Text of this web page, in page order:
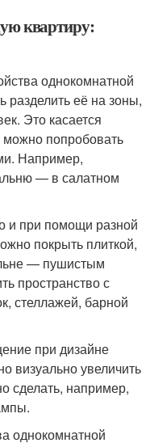
квартиру:
однокомнатной
разделить её на зоны,
Это касается
можно попробовать
Например,
— в салатном
и при помощи разной
покрыть плиткой,
— пушистым
пространство с
стеллажей, барной
при дизайне
визуально увеличить
сделать, например,
однокомнатной